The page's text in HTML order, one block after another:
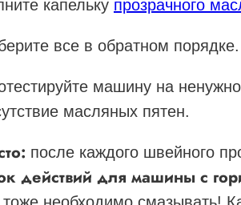
капельку прозрачного
все в обратном порядке.
машину на
масляных пятен.
после каждого швейного
действий для машины с